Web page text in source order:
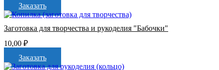
Заказать
Заготовка для творчества и рукоделия "Бабочки"
10,00 ₽
Заказать